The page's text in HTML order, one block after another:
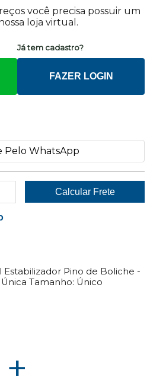
você precisa possuir um
loja virtual.
Já tem cadastro?
FAZER LOGIN
Pelo WhatsApp
Estabilizador Pino de Boliche -
Única Tamanho: Único
+